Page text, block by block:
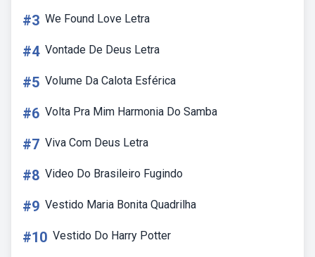
#3 We Found Love Letra
#4 Vontade De Deus Letra
#5 Volume Da Calota Esférica
#6 Volta Pra Mim Harmonia Do Samba
#7 Viva Com Deus Letra
#8 Video Do Brasileiro Fugindo
#9 Vestido Maria Bonita Quadrilha
#10 Vestido Do Harry Potter